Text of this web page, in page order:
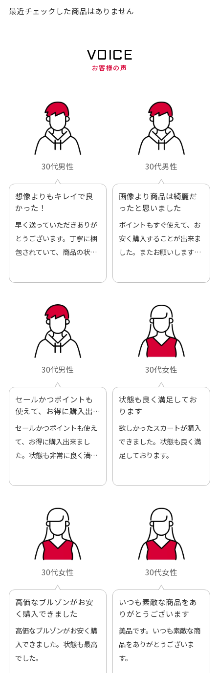
最近チェックした商品はありません
VOICE
お客様の声
30代男性
想像よりもキレイで良
かった！
早く送っていただきありが
とうございます。丁寧に梱
包されていて、商品の状態
30代男性
画像より商品は綺麗だ
ったと思いました
ポイントもすぐ使えて、お
安く購入することが出来ま
した。またお願いします、
30代男性
セールかつポイントも
使えて、お得に購入出
来ました
セールかつポイントも使え
て、お得に購入出来まし
た。状態も非常に良く満足
30代女性
状態も良く満足してお
ります
欲しかったスカートが購入
できました。状態も良く満
足しております。
30代女性
高価なブルゾンがお安
く購入できました
高価なブルゾンがお安く購
入できました。状態も最高
でした。
30代女性
いつも素敵な商品をあ
りがとうございます
美品です。いつも素敵な商
品をありがとうございま
す。